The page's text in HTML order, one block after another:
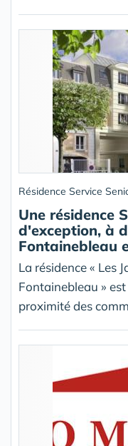
Résidence Service
Une résidence
d'exception, à
Fontainebleau
La résidence « Les
Fontainebleau »
proximité des